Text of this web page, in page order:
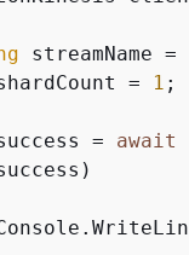
streamName =
= 1 ;
= await